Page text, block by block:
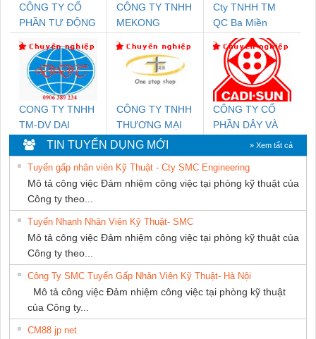
CÔNG TY CỔ
PHẦN TỰ ĐỘNG
CÔNG TY TNHH
MEKONG
SUPPLY
Cty TNHH TM
QC Ba Miền
CONG TY TNHH
TM-DV DAI
DONG THANH
CÔNG TY TNHH
THƯƠNG MẠI
THIÊN ÂN VIỆT
NAM
CÔNG TY CỔ
PHẦN DÂY VÀ
CÁP ĐIỆN
THƯỢNG ĐÌNH
TIN TUYỂN DỤNG MỚI » Xem tất cả
Tuyển gấp nhân viên Kỹ Thuật - Cty SMC Engineering
Mô tả công việc Đảm nhiệm công việc tại phòng kỹ thuật của
Công ty theo...
Tuyển Nhanh Nhân Viên Kỹ Thuật- SMC
Mô tả công việc Đảm nhiệm công việc tại phòng kỹ thuật của
Công ty theo...
Công Ty SMC Tuyển Gấp Nhân Viên Kỹ Thuật- Hà Nội
Mô tả công việc Đảm nhiệm công việc tại phòng kỹ thuật
của Công ty...
CM88 jp net